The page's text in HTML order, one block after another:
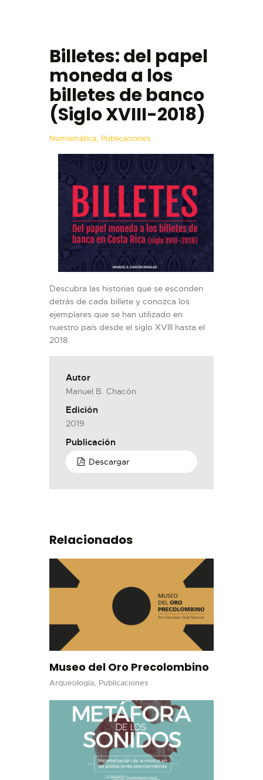
VISITAR
EXHIBICIONES
ACTIVIDADES
EDUCACIÓN
COMPRAR TIQUETES
ENGLISH
Billetes: del papel
moneda a los
billetes de banco
(Siglo XVIII-2018)
Numismática, Publicaciones
Descubra las historias que se esconden
detrás de cada billete y conozca los
ejemplares que se han utilizado en
nuestro país desde el siglo XVIII hasta el
2018.
Autor
Manuel B. Chacón
Edición
2019
Publicación
Descargar
Relacionados
Museo del Oro Precolombino
Arqueología, Publicaciones